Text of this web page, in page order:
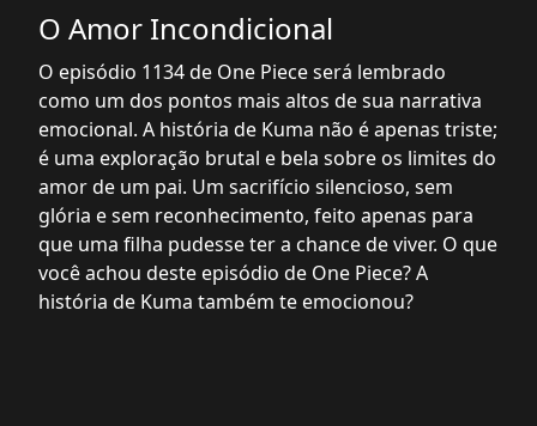
O Amor Incondicional
O episódio 1134 de One Piece será lembrado
como um dos pontos mais altos de sua narrativa
emocional. A história de Kuma não é apenas triste;
é uma exploração brutal e bela sobre os limites do
amor de um pai. Um sacrifício silencioso, sem
glória e sem reconhecimento, feito apenas para
que uma filha pudesse ter a chance de viver. O que
você achou deste episódio de One Piece? A
história de Kuma também te emocionou?